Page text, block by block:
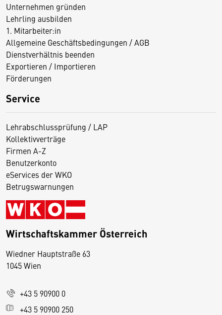
Unternehmen gründen
Lehrling ausbilden
1. Mitarbeiter:in
Allgemeine Geschäftsbedingungen / AGB
Dienstverhältnis beenden
Exportieren / Importieren
Förderungen
Service
Lehrabschlussprüfung / LAP
Kollektivverträge
Firmen A-Z
Benutzerkonto
eServices der WKO
Betrugswarnungen
Wirtschaftskammer Österreich
Wiedner Hauptstraße 63
1045 Wien
+43 5 90900 0
+43 5 90900 250
D
s
e